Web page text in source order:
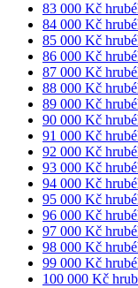
83 000 Kč
84 000 Kč
85 000 Kč
86 000 Kč
87 000 Kč
88 000 Kč
89 000 Kč
90 000 Kč
91 000 Kč
92 000 Kč
93 000 Kč
94 000 Kč
95 000 Kč
96 000 Kč
97 000 Kč
98 000 Kč
99 000 Kč
100 000 Kč